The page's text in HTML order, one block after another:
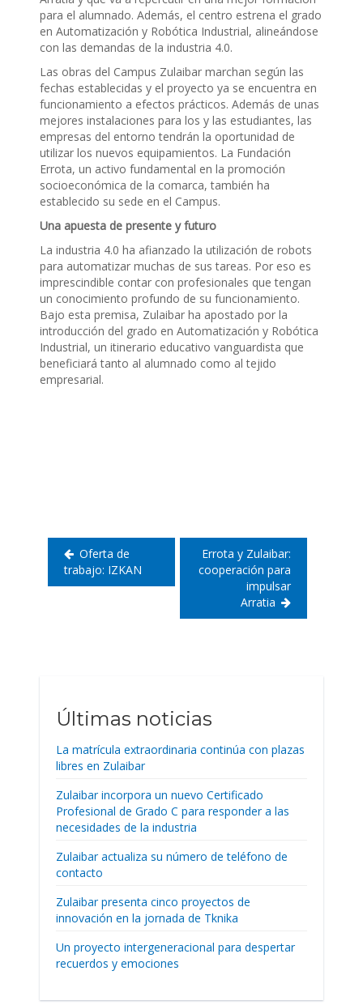
para el alumnado. Además, el centro estrena el grado
en Automatización y Robótica Industrial, alineándose
con las demandas de la industria 4.0.
Las obras del Campus Zulaibar marchan según las
fechas establecidas y el proyecto ya se encuentra en
funcionamiento a efectos prácticos. Además de unas
mejores instalaciones para los y las estudiantes, las
empresas del entorno tendrán la oportunidad de
utilizar los nuevos equipamientos. La Fundación
Errota, un activo fundamental en la promoción
socioeconómica de la comarca, también ha
establecido su sede en el Campus.
Una apuesta de presente y futuro
La industria 4.0 ha afianzado la utilización de robots
para automatizar muchas de sus tareas. Por eso es
imprescindible contar con profesionales que tengan
un conocimiento profundo de su funcionamiento.
Bajo esta premisa, Zulaibar ha apostado por la
introducción del grado en Automatización y Robótica
Industrial, un itinerario educativo vanguardista que
beneficiará tanto al alumnado como al tejido
empresarial.
Oferta de
trabajo: IZKAN
Errota y Zulaibar:
cooperación para
impulsar
Arratia
Últimas noticias
La matrícula extraordinaria continúa con plazas
libres en Zulaibar
Zulaibar incorpora un nuevo Certificado
Profesional de Grado C para responder a las
necesidades de la industria
Zulaibar actualiza su número de teléfono de
contacto
Zulaibar presenta cinco proyectos de
innovación en la jornada de Tknika
Un proyecto intergeneracional para despertar
recuerdos y emociones